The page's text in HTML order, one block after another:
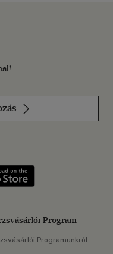
Szerezd meg: Google
Program
Programunkról